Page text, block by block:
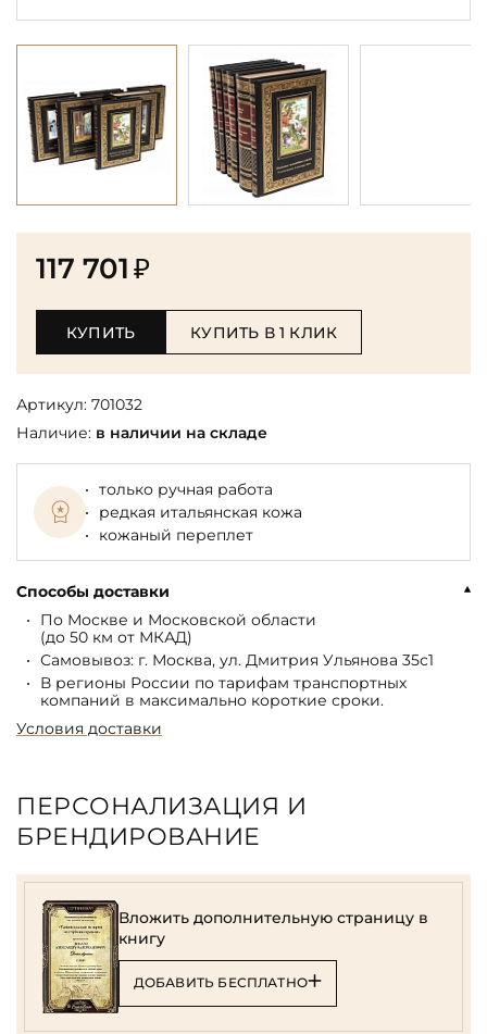
117 701 ₽
КУПИТЬ КУПИТЬ В 1 КЛИК
Артикул: 701032
Наличие: в наличии на складе
только ручная работа
редкая итальянская кожа
кожаный переплет
Способы доставки
По Москве и Московской области
(до 50 км от МКАД)
Самовывоз: г. Москва, ул. Дмитрия Ульянова 35с1
В регионы России по тарифам транспортных
компаний в максимально короткие сроки.
Условия доставки
ПЕРСОНАЛИЗАЦИЯ И
БРЕНДИРОВАНИЕ
Вложить дополнительную страницу в
книгу
ДОБАВИТЬ БЕСПЛАТНО